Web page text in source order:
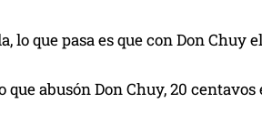
lo que pasa es que con Don
que abusón Don Chuy, 20